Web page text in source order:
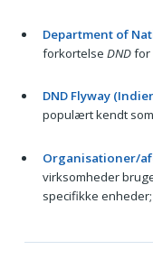
Department of
forkortelse DNDfor
DND Flyway
populært kendt som
Organisationer/
virksomheder
specifikke